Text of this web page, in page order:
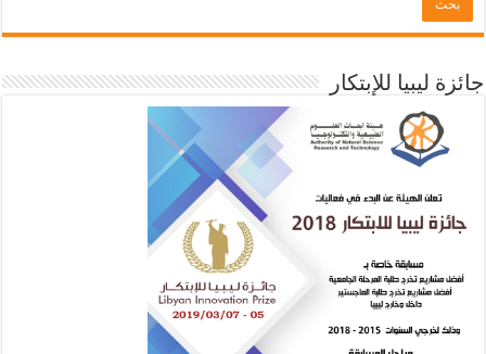
جائزة ليبيا للإبتكار